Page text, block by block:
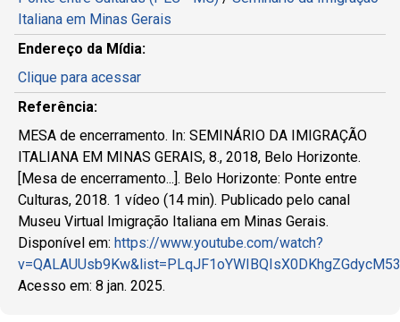
Italiana em Minas Gerais
Endereço da Mídia:
Clique para acessar
Referência:
MESA de encerramento. In: SEMINÁRIO DA IMIGRAÇÃO
ITALIANA EM MINAS GERAIS, 8., 2018, Belo Horizonte.
[Mesa de encerramento...]. Belo Horizonte: Ponte entre
Culturas, 2018. 1 vídeo (14 min). Publicado pelo canal
Museu Virtual Imigração Italiana em Minas Gerais.
Disponível em: https://www.youtube.com/watch?
Acesso em: 8 jan. 2025.